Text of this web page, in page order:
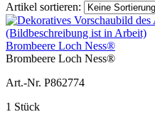
Artikel sortieren:
Brombeere Loch Ness®
Brombeere Loch Ness®
Art.-Nr. P862774
1 Stück